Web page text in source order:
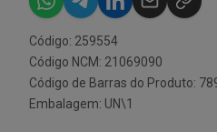
Código: 259554
Código NCM: 21069090
Código de Barras do Produto:
Embalagem: UN\1